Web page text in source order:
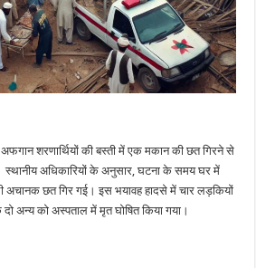
अफगान शरणार्थियों की बस्ती में एक मकान की छत गिरने से
अधिकारियों के अनुसार, घटना के समय घर में
अचानक छत गिर गई। इस भयावह हादसे में चार लड़कियों
दो अन्य को अस्पताल में मृत घोषित किया गया।